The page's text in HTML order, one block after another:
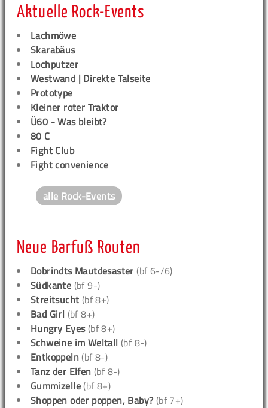
Aktuelle Rock-Events
Lachmöwe
Skarabäus
Lochputzer
Westwand | Direkte Talseite
Prototype
Kleiner roter Traktor
Ü60 - Was bleibt?
80 C
Fight Club
Fight convenience
alle Rock-Events
Neue Barfuß Routen
Dobrindts Mautdesaster (bf 6-/6)
Südkante (bf 9-)
Streitsucht (bf 8+)
Bad Girl (bf 8+)
Hungry Eyes(bf 8+)
Schweine im Weltall (bf 8-)
Entkoppeln (bf 8-)
Tanz der Elfen (bf 8-)
Gummizelle (bf 8+)
Shoppen oder poppen, Baby? (bf 7+)